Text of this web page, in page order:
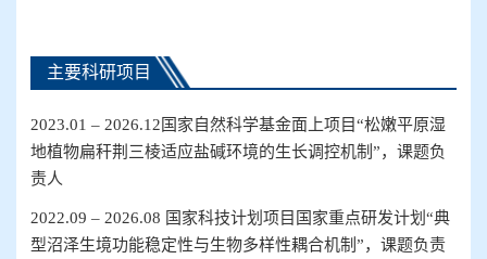
主要科研项目
2023.01 – 2026.12 国家自然科学基金面上项目“松嫩平原湿
地植物扁秆荆三棱适应盐碱环境的生长调控机制”，课题负
责人
2022.09 – 2026.08 国家科技计划项目国家重点研发计划 “典
型沼泽生境功能稳定性与生物多样性耦合机制”，课题负责